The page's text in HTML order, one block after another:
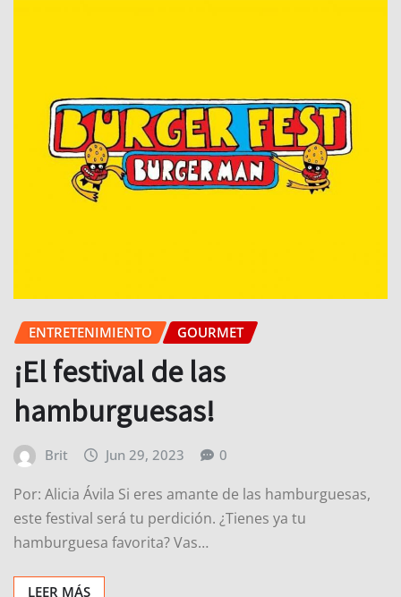
ENTRETENIMIENTO GOURMET
¡El festival de las
hamburguesas!
Brit Jun 29, 2023 0
Por: Alicia Ávila Si eres amante de las hamburguesas,
este festival será tu perdición. ¿Tienes ya tu
hamburguesa favorita? Vas…
LEER MÁS